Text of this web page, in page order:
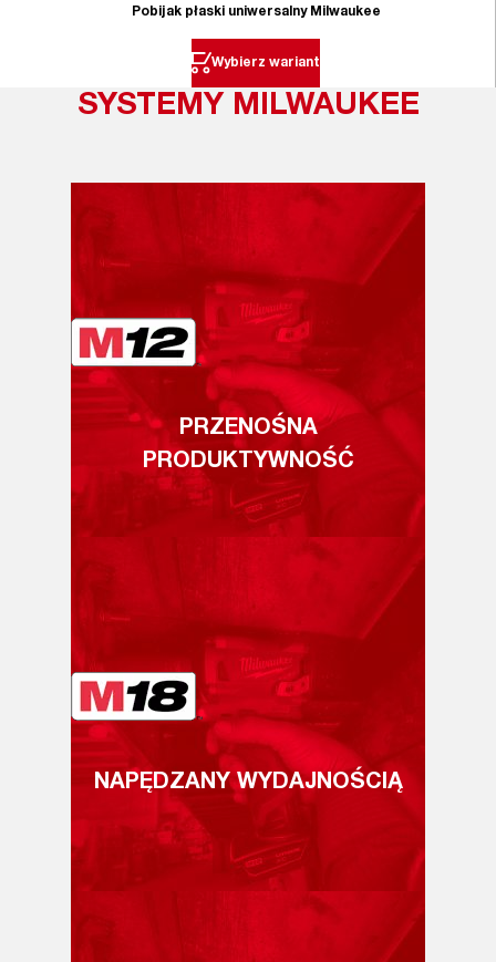
Pobijak płaski uniwersalny Milwaukee
Wybierz wariant
SYSTEMY MILWAUKEE
PRZENOŚNA
PRODUKTYWNOŚĆ
NAPĘDZANY WYDAJNOŚCIĄ